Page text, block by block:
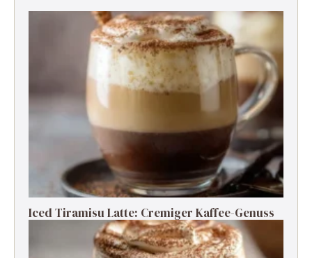
Iced Tiramisu Latte: Cremiger Kaffee-Genuss